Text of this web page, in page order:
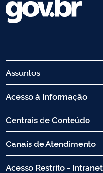
Assuntos
Acesso à Informação
Centrais de Conteúdo
Canais de Atendimento
Acesso Restrito - Intranet